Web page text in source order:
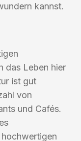
kannst.
das Leben hier
ist gut
von
und Cafés.